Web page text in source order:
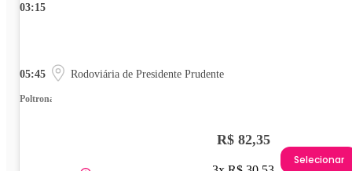
03:15
05:45 Rodoviária de Presidente Prudente
Poltrona
R$ 82,35
Selecionar